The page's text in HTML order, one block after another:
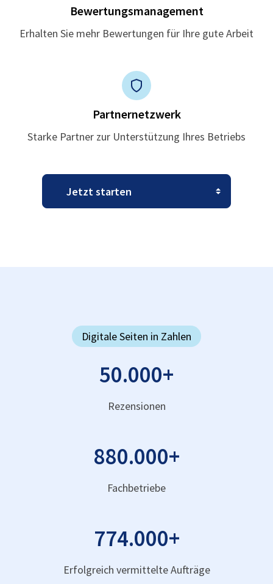
Bewertungsmanagement
Erhalten Sie mehr Bewertungen für Ihre gute Arbeit
Partnernetzwerk
Starke Partner zur Unterstützung Ihres Betriebs
Digitale Seiten in Zahlen
50.000+
Rezensionen
880.000+
Fachbetriebe
774.000+
Erfolgreich vermittelte Aufträge